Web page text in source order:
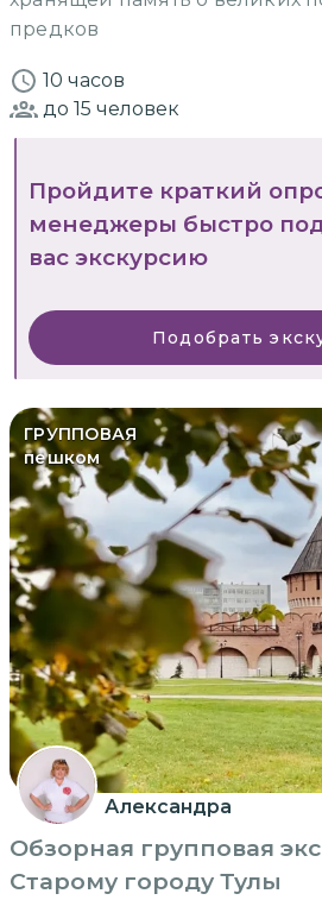
предков
10 часов
до 15 человек
Пройдите краткий
менеджеры быстро
вас экскурсию
Подобрать
ГРУППОВАЯ
пешком
Александра
Обзорная групповая
Старому городу Тулы